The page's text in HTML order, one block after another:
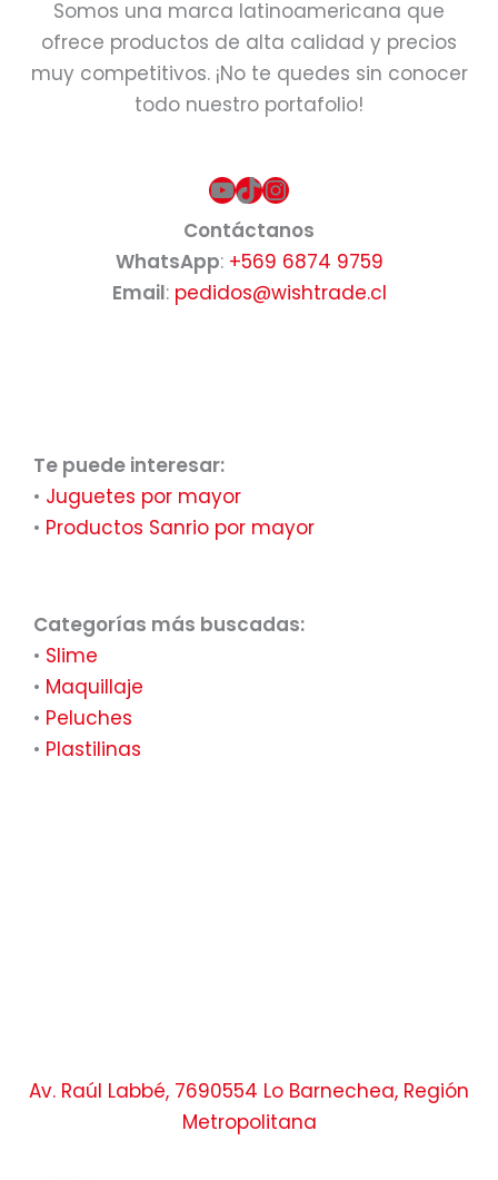
Somos una marca latinoamericana que
ofrece productos de alta calidad y precios
muy competitivos. ¡No te quedes sin conocer
todo nuestro portafolio!
YouTube
TikTok
Instagram
Contáctanos
WhatsApp: +569 6874 9759
Email: pedidos@wishtrade.cl
Te puede interesar:
• Juguetes por mayor
• Productos Sanrio por mayor
Categorías más buscadas:
• Slime
• Maquillaje
• Peluches
• Plastilinas
Av. Raúl Labbé, 7690554 Lo Barnechea, Región
Metropolitana